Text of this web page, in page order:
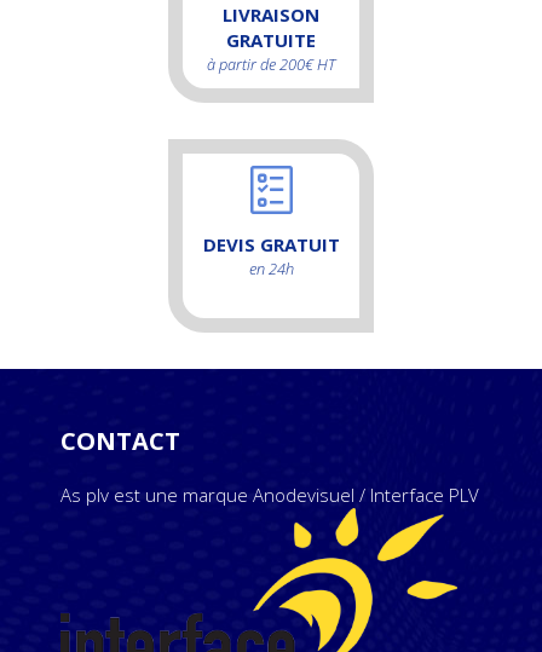
LIVRAISON
GRATUITE
à partir de 200€ HT
DEVIS GRATUIT
en 24h
CONTACT
As plv est une marque Anodevisuel / Interface PLV